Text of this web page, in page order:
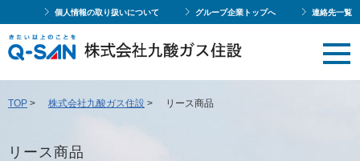
連絡先一覧
グループ企業トップへ
個人情報の取り扱いについて
TOP > 株式会社九酸ガス住設 > リース商品
リース商品